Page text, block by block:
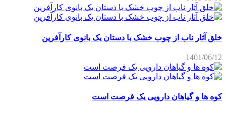
خلق آثار ناب از چوب خشک با دستان یک بانوی کارآفرین
1401/06/12
کوه ها و گیاهان دارویی یک فرصت است